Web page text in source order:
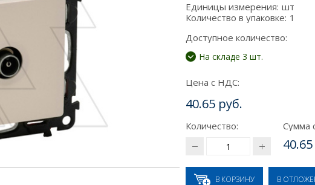
Единицы измерения: шт
Количество в упаковке: 1
Доступное количество:
На складе 3 шт.
Цена с НДС:
40.65 руб.
Количество: Сумма
В КОРЗИНУ В